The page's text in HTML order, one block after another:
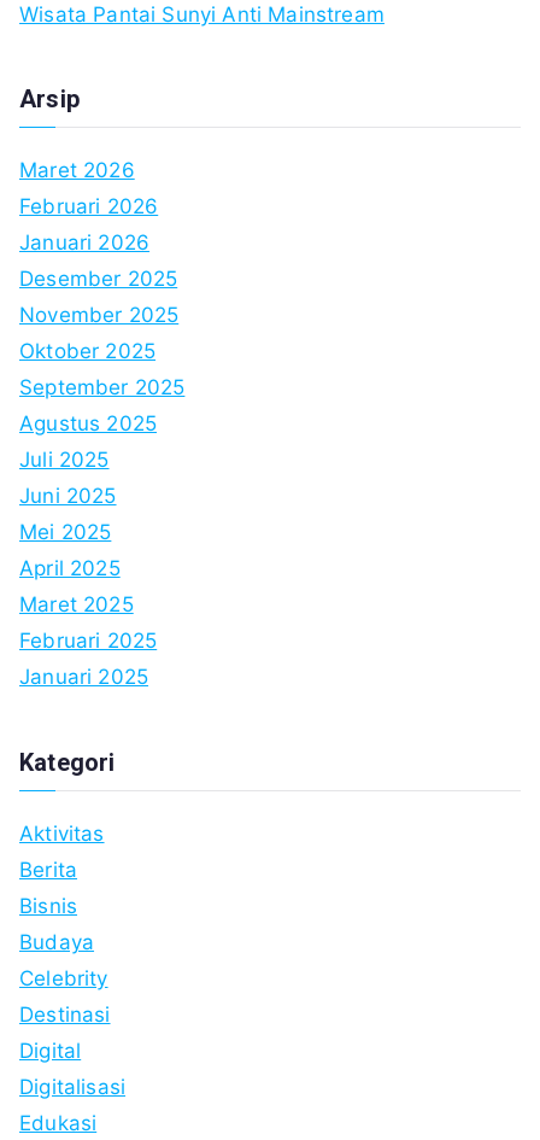
Wisata Pantai Sunyi Anti Mainstream
Arsip
Maret 2026
Februari 2026
Januari 2026
Desember 2025
November 2025
Oktober 2025
September 2025
Agustus 2025
Juli 2025
Juni 2025
Mei 2025
April 2025
Maret 2025
Februari 2025
Januari 2025
Kategori
Aktivitas
Berita
Bisnis
Budaya
Celebrity
Destinasi
Digital
Digitalisasi
Edukasi